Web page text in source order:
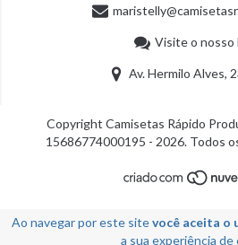
Ao navegar por este sitevocê aceita o
a sua experiência de
Visite o nosso
Av. Hermilo Alves,
Copyright Camisetas Rápido
15686774000195 - 2026. Todos